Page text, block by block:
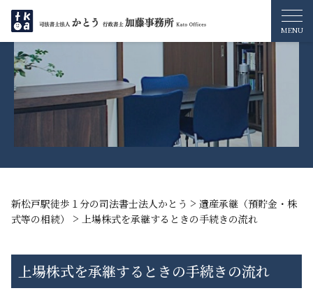
新松戸駅徒歩１分の司法書士法人かとう > 遺産承継（預貯金・株
式等の相続）
> 上場株式を承継するときの手続きの流れ
上場株式を承継するときの手続きの流れ